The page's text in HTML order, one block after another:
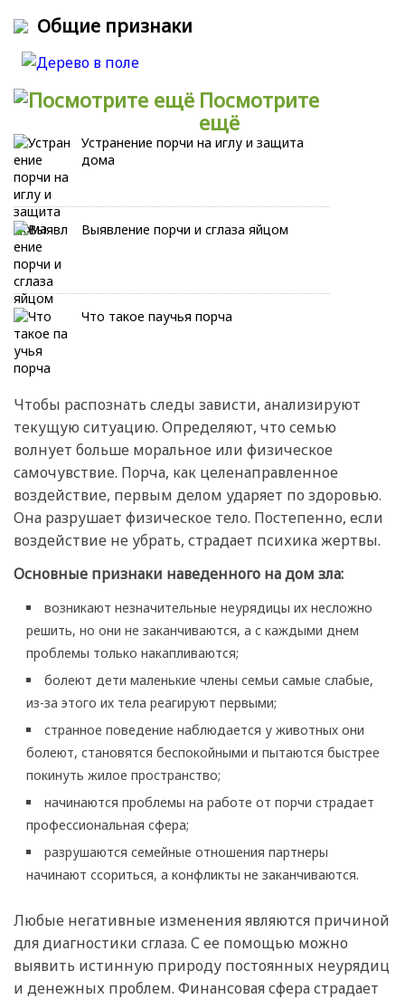
Общие признаки
Посмотрите
ещё
Устранение порчи на иглу и защита
дома
Выявление порчи и сглаза яйцом
Что такое паучья порча
Чтобы распознать следы зависти, анализируют
текущую ситуацию. Определяют, что семью
волнует больше моральное или физическое
самочувствие. Порча, как целенаправленное
воздействие, первым делом ударяет по здоровью.
Она разрушает физическое тело. Постепенно, если
воздействие не убрать, страдает психика жертвы.
Основные признаки наведенного на дом зла:
возникают незначительные неурядицы их несложно
решить, но они не заканчиваются, а с каждыми днем
проблемы только накапливаются;
болеют дети маленькие члены семьи самые слабые,
из-за этого их тела реагируют первыми;
странное поведение наблюдается у животных они
болеют, становятся беспокойными и пытаются быстрее
покинуть жилое пространство;
начинаются проблемы на работе от порчи страдает
профессиональная сфера;
разрушаются семейные отношения партнеры
начинают ссориться, а конфликты не заканчиваются.
Любые негативные изменения являются причиной
для диагностики сглаза. С ее помощью можно
выявить истинную природу постоянных неурядиц
и денежных проблем. Финансовая сфера страдает